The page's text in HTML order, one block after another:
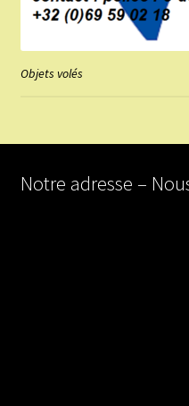
Objets volés
Notre adresse –